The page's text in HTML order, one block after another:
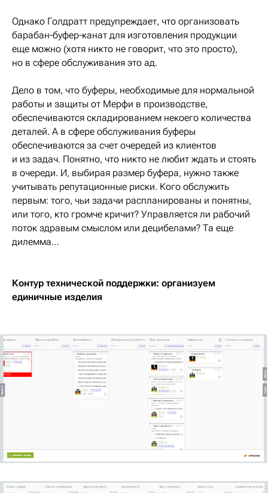
Однако Голдратт предупреждает, что организовать
барабан-буфер-канат для изготовления продукции
еще можно (хотя никто не говорит, что это просто),
но в сфере обслуживания это ад.
Дело в том, что буферы, необходимые для нормальной
работы и защиты от Мерфи в производстве,
обеспечиваются складированием некоего количества
деталей. А в сфере обслуживания буферы
обеспечиваются за счет очередей из клиентов
и из задач. Понятно, что никто не любит ждать и стоять
в очереди. И, выбирая размер буфера, нужно также
учитывать репутационные риски. Кого обслужить
первым: того, чьи задачи распланированы и понятны,
или того, кто громче кричит? Управляется ли рабочий
поток здравым смыслом или децибелами? Та еще
дилемма…
Контур технической поддержки: организуем
единичные изделия